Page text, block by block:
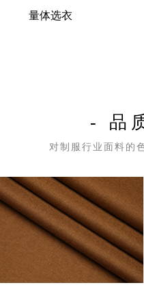
量体选衣
- 品
对制服行业面料的